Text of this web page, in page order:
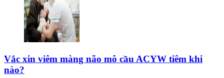
Vắc xin viêm màng não mô cầu ACYW tiêm khi
nào?